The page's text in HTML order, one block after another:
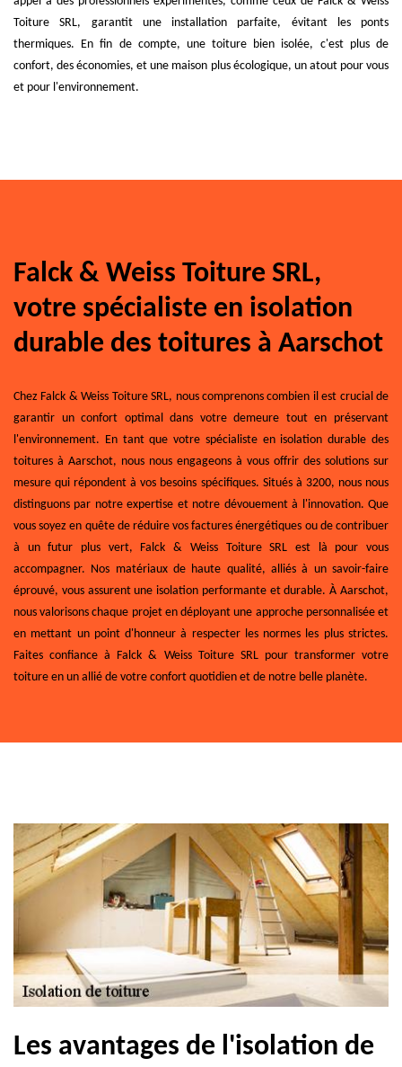
Toiture SRL, garantit une installation parfaite, évitant les ponts
thermiques. En fin de compte, une toiture bien isolée, c'est plus de
confort, des économies, et une maison plus écologique, un atout pour vous
et pour l'environnement.
Falck & Weiss Toiture SRL,
votre spécialiste en isolation
durable des toitures à Aarschot
Chez Falck & Weiss Toiture SRL, nous comprenons combien il est crucial de
garantir un confort optimal dans votre demeure tout en préservant
l'environnement. En tant que votre spécialiste en isolation durable des
toitures à Aarschot, nous nous engageons à vous offrir des solutions sur
mesure qui répondent à vos besoins spécifiques. Situés à 3200, nous nous
distinguons par notre expertise et notre dévouement à l'innovation. Que
vous soyez en quête de réduire vos factures énergétiques ou de contribuer
à un futur plus vert, Falck & Weiss Toiture SRL est là pour vous
accompagner. Nos matériaux de haute qualité, alliés à un savoir-faire
éprouvé, vous assurent une isolation performante et durable. À Aarschot,
nous valorisons chaque projet en déployant une approche personnalisée et
en mettant un point d'honneur à respecter les normes les plus strictes.
Faites confiance à Falck & Weiss Toiture SRL pour transformer votre
toiture en un allié de votre confort quotidien et de notre belle planète.
Les avantages de l'isolation de